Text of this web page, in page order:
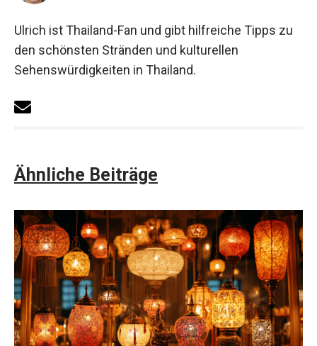
Ulrich ist Thailand-Fan und gibt hilfreiche Tipps zu
den schönsten Stränden und kulturellen
Sehenswürdigkeiten in Thailand.
Ähnliche Beiträge